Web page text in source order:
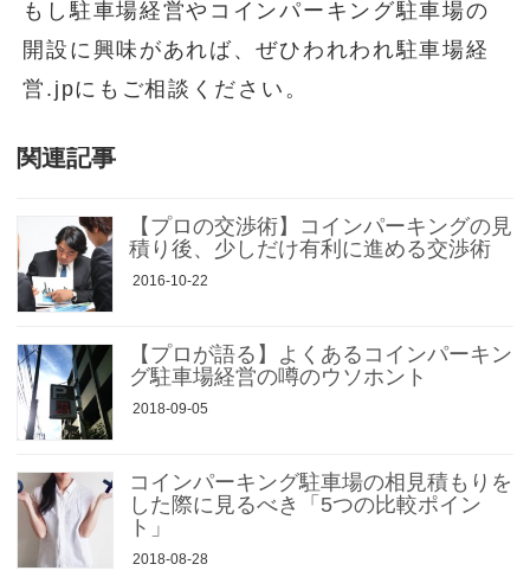
もし駐車場経営やコインパーキング駐車場の
開設に興味があれば、ぜひわれわれ駐車場経
営.jpにもご相談ください。
関連記事
【プロの交渉術】コインパーキングの見
積り後、少しだけ有利に進める交渉術
2016-10-22
【プロが語る】よくあるコインパーキン
グ駐車場経営の噂のウソホント
2018-09-05
コインパーキング駐車場の相見積もりを
した際に見るべき「5つの比較ポイン
ト」
2018-08-28